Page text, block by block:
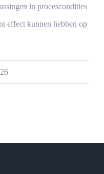
in procescondities
effect kunnen hebben op